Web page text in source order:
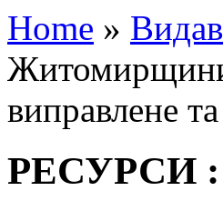
Home »
виправлене
РЕСУРСИ :